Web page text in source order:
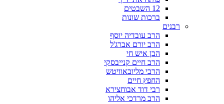
12 השבטים
ברכות שונות
רבנים
הרב עובדיה יוסף
הרב יורם אברג'ל
הבן איש חי
הרב חיים קנייבסקי
הרבי מליובאוויטש
החפץ חיים
רבי דוד אבוחצירא
הרב מרדכי אליהו